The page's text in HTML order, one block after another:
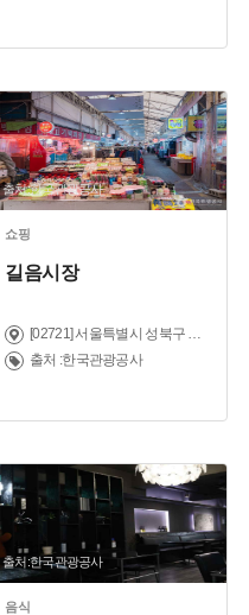
출처:한국관광공사
쇼핑
길음시장
[02721] 서울특별시 성북구 동소문로 227 (길음동)
출처 :한국관광공사
출처:한국관광공사
음식